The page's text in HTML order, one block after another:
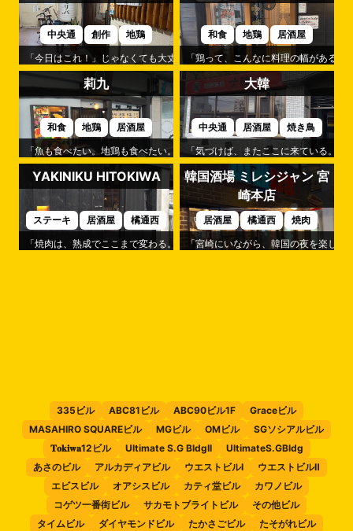
中央通 創作
地鶏
「今日はこれ！」じゃなくても大丈夫。それが「トモリバ」の心地よさです
和食 地鶏
居酒屋
「鶏って、こんなに料理の幅がある
莉九
和食 地鶏
居酒屋
「魚も食べたい。地鶏も食べたい。」そんなわがままを叶えてくれるのが「
大韓
中央通 居酒屋
焼き鳥
「気づけば、またここに来ている。
YAKINIKU HITOKIWA
ステーキ 居酒屋
橘通西
「焼肉は、熟成でここまで変わる。」そんな驚きを味わえるのが「
韓国酒場 ミレシジャン 宮
崎本店
居酒屋 橘通西
焼肉
「宮崎にいながら、韓国の夜を楽し
335ビル ABC81ビル ABC90ビル1F
Graceビル
MASAHIRO SQUAREビル
MGビル OMビル
SGソシアルビル
𝐓𝐨𝐤𝐢𝐰𝐚12ビル
Ultimate S.G BldgII
UltimateS.GBldg
あさのビル
アルカディアビル ウエストビルⅠ
ウエストビルⅡ
エビスビル
オアシスビル カティ堂ビル
カワノビル
コゲツ一番街ビル
サカモトブライトビル
その他ビル
タイムビル
ダイヤモンドビル たかさごビル
たそがれビル